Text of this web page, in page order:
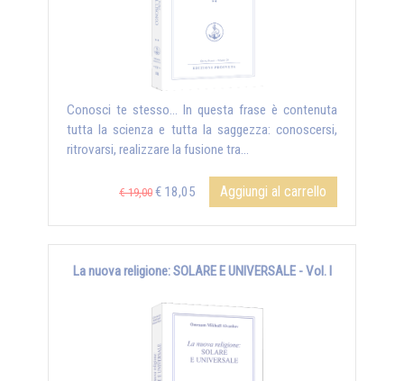
Conosci te stesso... In questa frase è contenuta
tutta la scienza e tutta la saggezza: conoscersi,
ritrovarsi, realizzare la fusione tra...
€ 19,00 € 18,05 Aggiungi al carrello
La nuova religione: SOLARE E UNIVERSALE - Vol. I